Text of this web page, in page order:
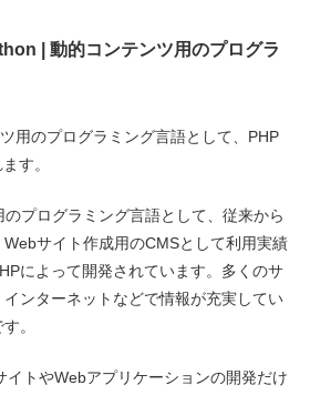
| 動的コンテンツ用のプログラ
用のプログラミング言語として、PHP
す。
プログラミング言語として、従来から
サイト作成用のCMSとして利用実績
によって開発されています。多くのサ
ンターネットなどで情報が充実してい
。
イトやWebアプリケーションの開発だけ